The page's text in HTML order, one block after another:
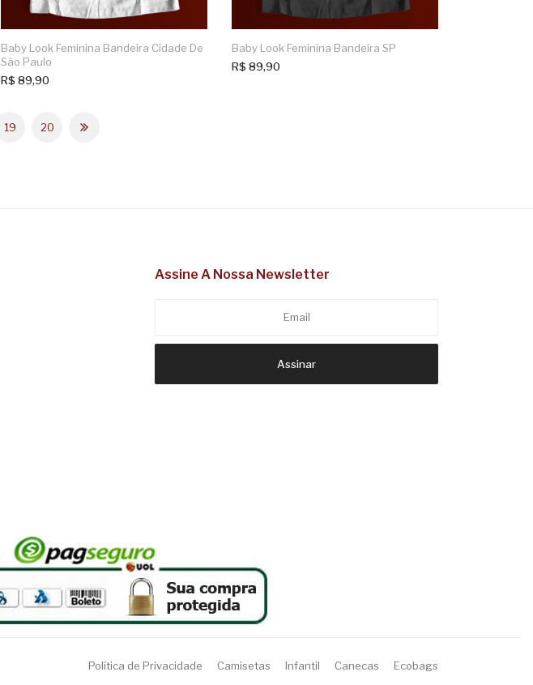
Baby Look Feminina Bandeira Cidade De
São Paulo
R$ 89,90
Baby Look Feminina Bandeira SP
R$ 89,90
19 20
Assine A Nossa Newsletter
Assinar
Política de Privacidade Camisetas Infantil Canecas Ecobags